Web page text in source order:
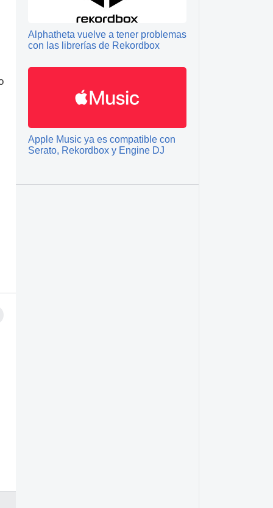
Alphatheta vuelve a tener problemas
con las librerías de Rekordbox
Apple Music ya es compatible con
Serato, Rekordbox y Engine DJ